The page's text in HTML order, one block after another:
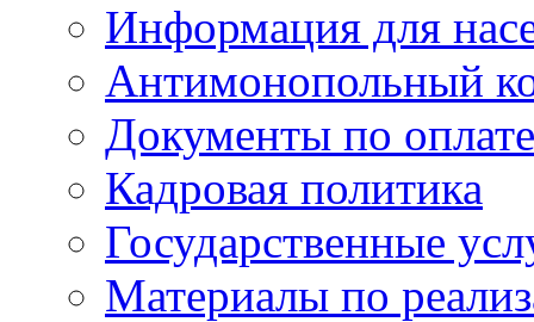
Информация для
Антимонопольный
Документы по
Кадровая политика
Государственные
Материалы по